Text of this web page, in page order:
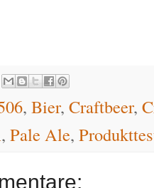
, Bier, Craftbeer,
, Pale Ale,